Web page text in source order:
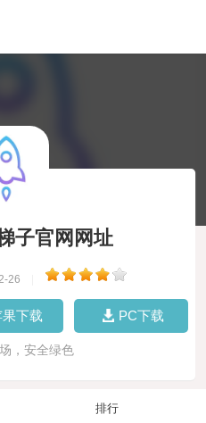
子官网网址
26
下载 PC下载
，安全绿色
排行